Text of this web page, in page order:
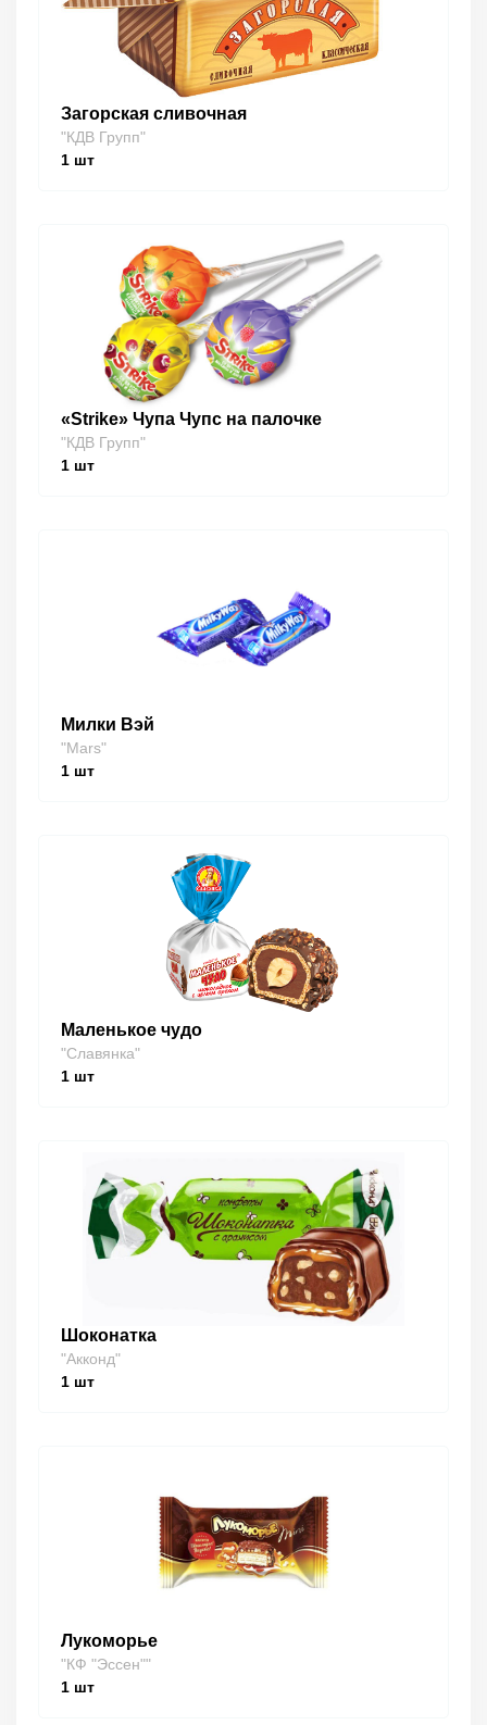
Загорская сливочная
"КДВ Групп"
1 шт
«Strike» Чупа Чупс на палочке
"КДВ Групп"
1 шт
Милки Вэй
"Mars"
1 шт
Маленькое чудо
"Славянка"
1 шт
Шоконатка
"Акконд"
1 шт
Лукоморье
"КФ "Эссен""
1 шт